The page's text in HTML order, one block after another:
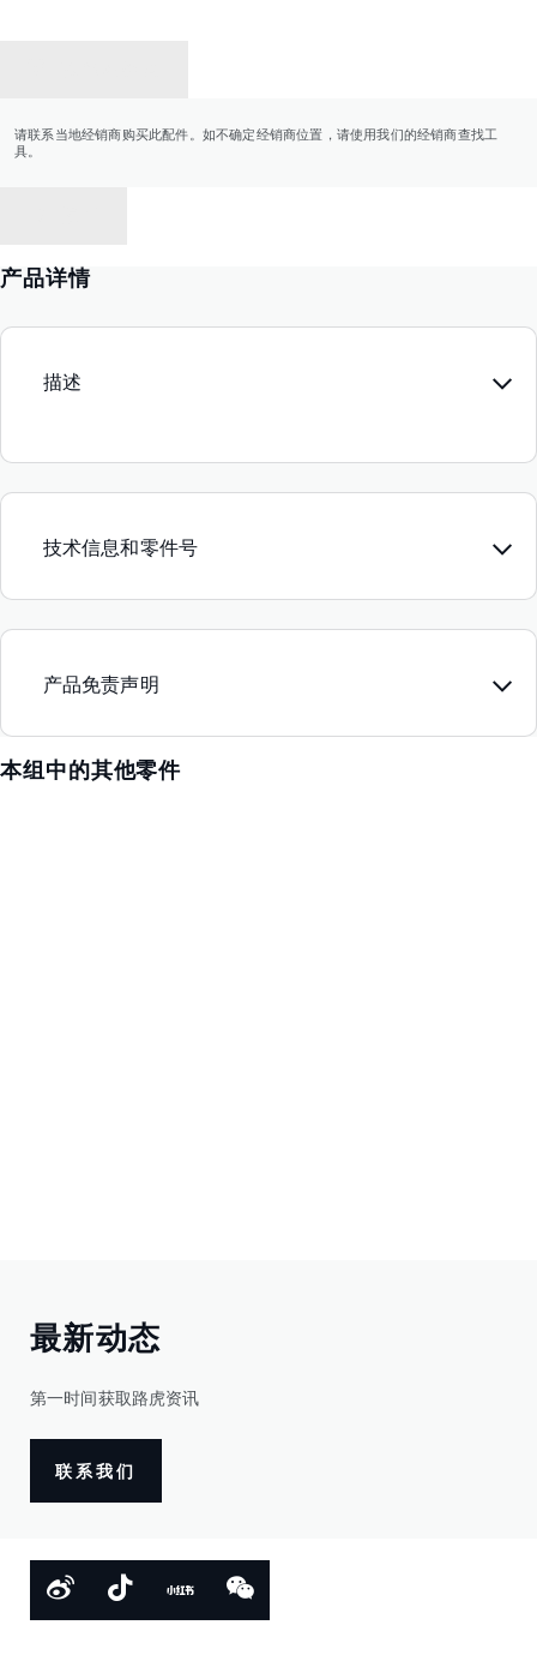
请联系当地经销商购买此配件。如不确定经销商位置，请使用我们的经销商查找工
具。
产品详情
描述
技术信息和零件号
产品免责声明
本组中的其他零件
最新动态
第一时间获取路虎资讯
联系我们